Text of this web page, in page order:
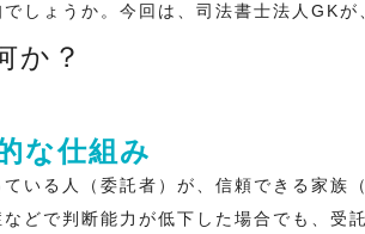
しょうか。今回は、司法書士法人GK
か？
な仕組み
いる人（委託者）が、信頼できる家族
どで判断能力が低下した場合でも、受